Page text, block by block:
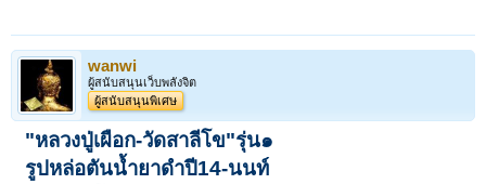
wanwi
ผู้สนับสนุนเว็บพลังจิต
ผู้สนับสนุนพิเศษ
"หลวงปู่เผือก-วัดสาลีโข"รุ่น๑
รูปหล่อตันน้ำยาดำปี14-นนท์